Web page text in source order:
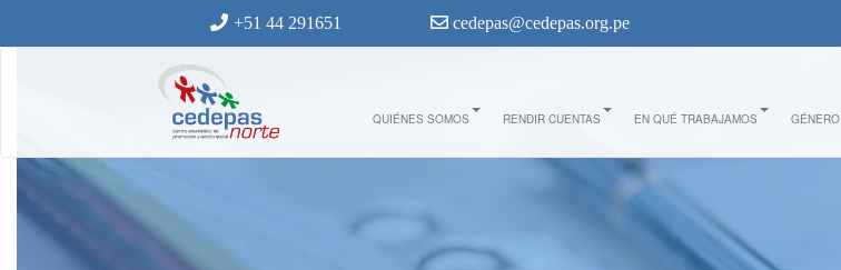
+51 44 291651 cedepas@cedepas.org.pe
QUIÉNES SOMOS RENDIR CUENTAS EN QUÉ TRABAJAMOS GÉNERO